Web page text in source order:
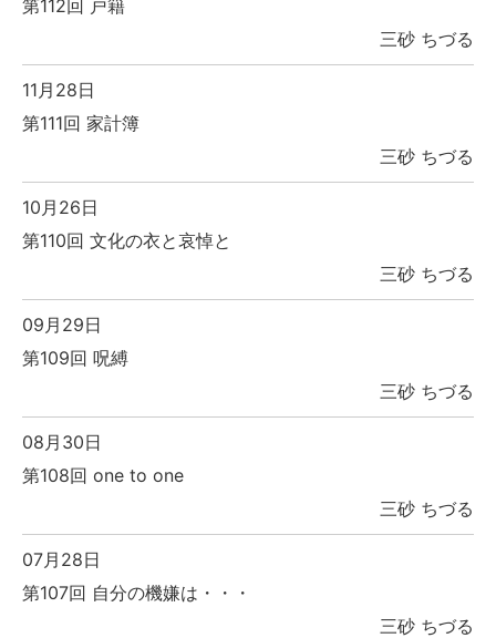
第112回 戸籍
三砂 ちづる
11月28日
第111回 家計簿
三砂 ちづる
10月26日
第110回 文化の衣と哀悼と
三砂 ちづる
09月29日
第109回 呪縛
三砂 ちづる
08月30日
第108回 one to one
三砂 ちづる
07月28日
第107回 自分の機嫌は・・・
三砂 ちづる